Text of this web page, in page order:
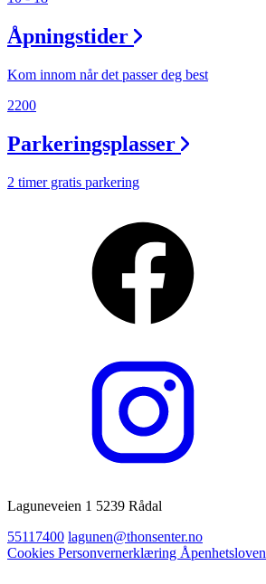
Åpningstider
Kom innom når det passer deg best
2200
Parkeringsplasser
2 timer gratis parkering
Laguneveien 1 5239 Rådal
55117400 lagunen@thonsenter.no
Cookies Personvernerklæring Åpenhetsloven